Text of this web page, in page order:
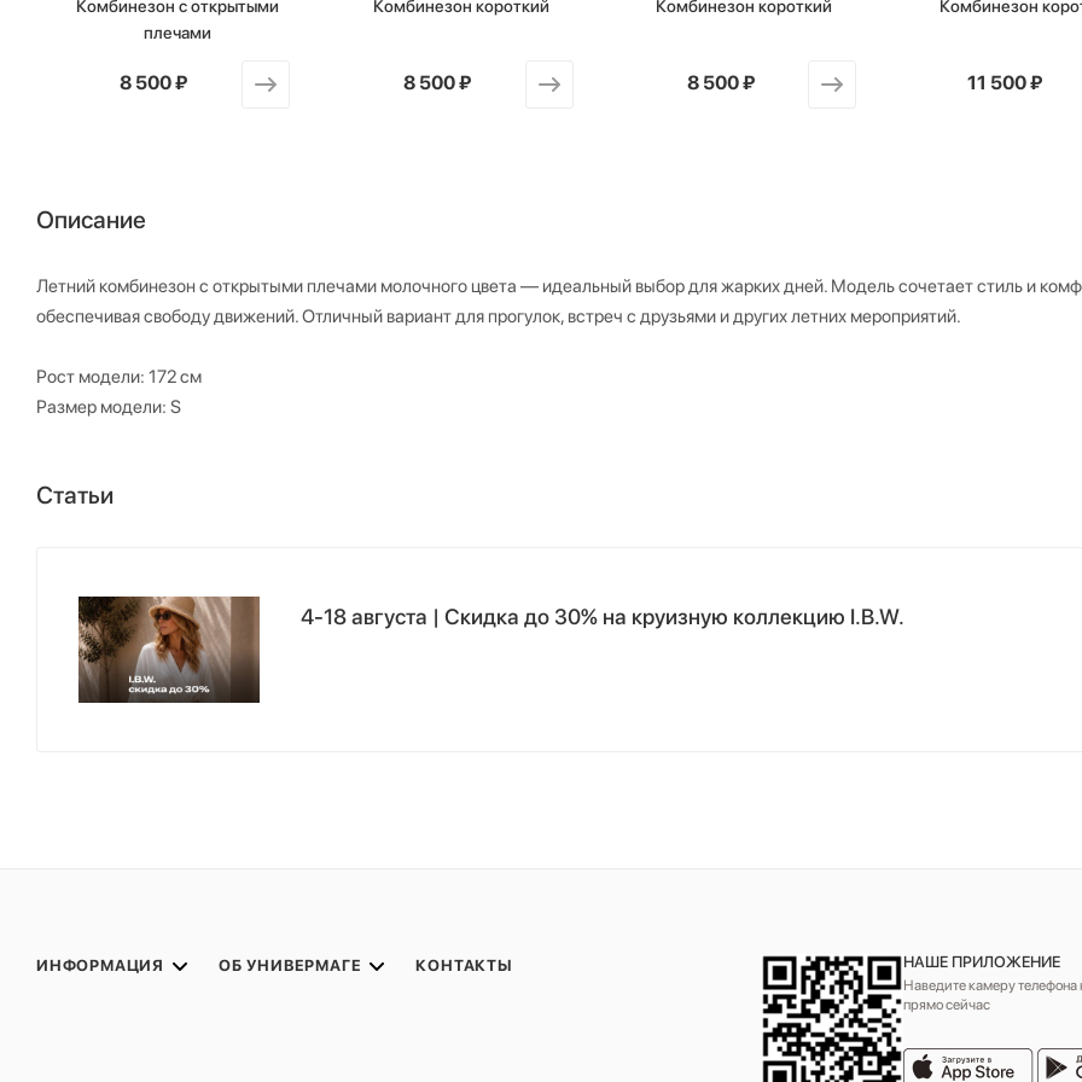
Комбинезон с открытыми
плечами
от8 500 ₽
Комбинезон короткий
от8 500 ₽
Комбинезон короткий
8 500 ₽
Комбинезон
11 500 ₽
Описание
Летний комбинезон с открытыми плечами молочного цвета — идеальный выбор для жарких дней. Модель сочетает стиль и
обеспечивая свободу движений. Отличный вариант для прогулок, встреч с друзьями и других летних мероприятий.
Рост модели: 172 см
Размер модели: S
Статьи
4-18 августа | Скидка до 30% на круизную коллекцию I.B.W.
ИНФОРМАЦИЯ ОБ УНИВЕРМАГЕ КОНТАКТЫ НАШЕ ПРИЛОЖЕНИЕ
Наведите камеру телефона
прямо сейчас